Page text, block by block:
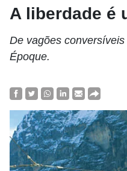
A liberdade é
De vagões
Époque.